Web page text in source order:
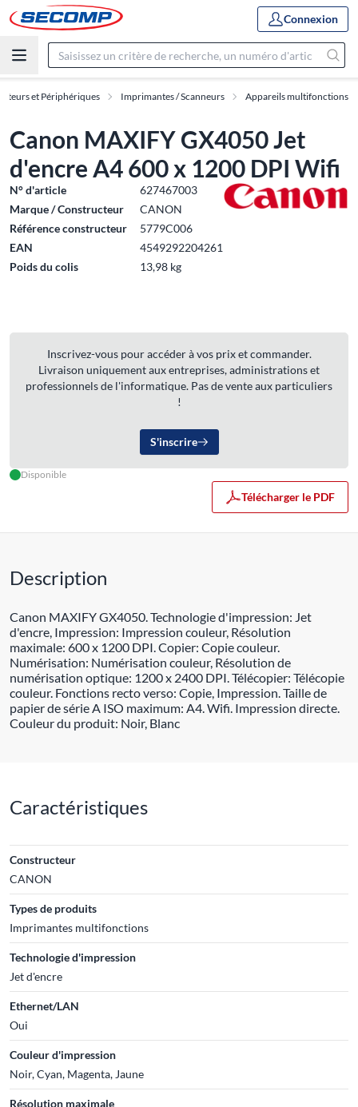
Connexion
et Périphériques Imprimantes / Scanneurs Appareils multifonctions
Canon MAXIFY GX4050 Jet
d'encre A4 600 x 1200 DPI Wifi
N° d'article
627467003
Marque / Constructeur
CANON
Référence constructeur
5779C006
EAN
4549292204261
Poids du colis
13,98 kg
Inscrivez-vous pour accéder à vos prix et commander.
Livraison uniquement aux entreprises, administrations et
professionnels de l'informatique. Pas de vente aux particuliers
!
S'inscrire
Disponible
Télécharger le PDF
Description
Canon MAXIFY GX4050. Technologie d'impression: Jet
d'encre, Impression: Impression couleur, Résolution
maximale: 600 x 1200 DPI. Copier: Copie couleur.
Numérisation: Numérisation couleur, Résolution de
numérisation optique: 1200 x 2400 DPI. Télécopier: Télécopie
couleur. Fonctions recto verso: Copie, Impression. Taille de
papier de série A ISO maximum: A4. Wifi. Impression directe.
Couleur du produit: Noir, Blanc
Caractéristiques
Constructeur
CANON
Types de produits
Imprimantes multifonctions
Technologie d'impression
Jet d'encre
Ethernet/LAN
Oui
Couleur d'impression
Noir, Cyan, Magenta, Jaune
Résolution maximale